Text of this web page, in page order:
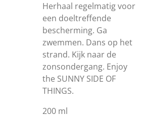
Herhaal regelmatig voor
een doeltreffende
bescherming. Ga
zwemmen. Dans op het
strand. Kijk naar de
zonsondergang. Enjoy
the SUNNY SIDE OF
THINGS.
200 ml